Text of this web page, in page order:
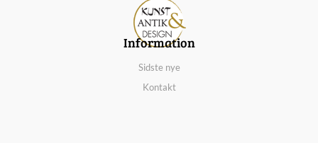
Information
Sidste nye
Kontakt